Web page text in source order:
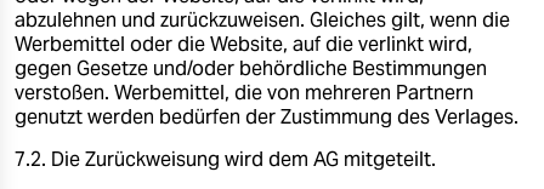
abzulehnen und zurückzuweisen. Gleiches gilt, wenn die
Werbemittel oder die Website, auf die verlinkt wird,
gegen Gesetze und/oder behördliche Bestimmungen
verstoßen. Werbemittel, die von mehreren Partnern
genutzt werden bedürfen der Zustimmung des Verlages.
7.2. Die Zurückweisung wird dem AG mitgeteilt.